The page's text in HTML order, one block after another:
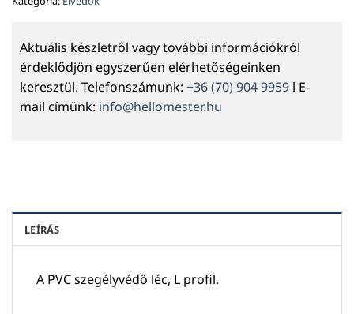
Aktuális készletről vagy további információkról
érdeklődjön egyszerűen elérhetőségeinken
keresztül. Telefonszámunk: +36 (70) 904 9959 l E-
mail címünk: info@hellomester.hu
LEÍRÁS
A PVC szegélyvédő léc, L profil.